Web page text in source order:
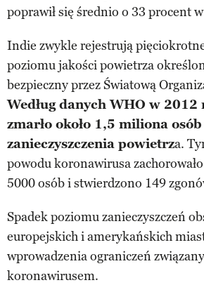
poprawił się średnio o 33 procent
Indie zwykle rejestrują
poziomu jakości powietrza
bezpieczny przez Światową
Według danych WHO w
zmarło około 1,5 miliona
zanieczyszczenia powietrza.
powodu koronawirusa
5000 osób i stwierdzono 149
Spadek poziomu zanieczyszczeń
europejskich i amerykańskich
wprowadzenia ograniczeń
koronawirusem.